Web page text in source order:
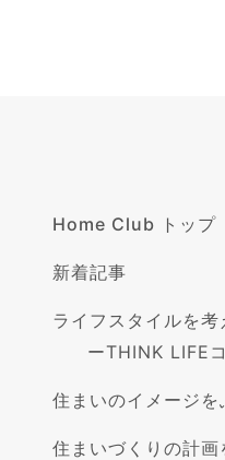
Home Club トップ
新着記事
ライフスタイルを考
ーTHINK LIFE
住まいのイメージを
住まいづくりの計画